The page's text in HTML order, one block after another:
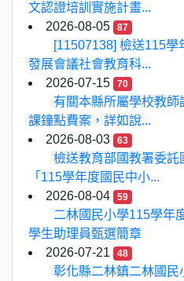
文認證培訓實施計畫...
2026-08-05
87
[11507138] 檢送115
發展會議社會教育科...
2026-07-15
70
有關本縣所屬學校教
課鐘點費案，詳如說...
2026-08-03
63
檢送教育部國教署委託
「115學年度國民中小...
2026-08-04
59
二林國民小學115學年
學生助理員甄選簡章
2026-07-21
48
彰化縣二林鎮二林國